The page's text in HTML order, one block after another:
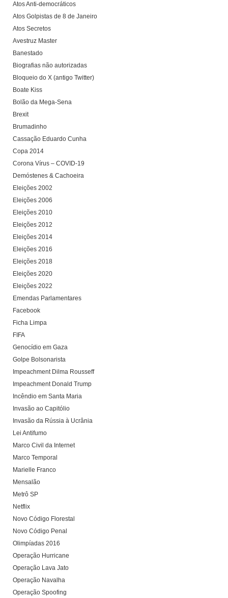
Atos Anti-democráticos
Atos Golpistas de 8 de Janeiro
Atos Secretos
Avestruz Master
Banestado
Biografias não autorizadas
Bloqueio do X (antigo Twitter)
Boate Kiss
Bolão da Mega-Sena
Brexit
Brumadinho
Cassação Eduardo Cunha
Copa 2014
Corona Vírus – COVID-19
Demóstenes & Cachoeira
Eleições 2002
Eleições 2006
Eleições 2010
Eleições 2012
Eleições 2014
Eleições 2016
Eleições 2018
Eleições 2020
Eleições 2022
Emendas Parlamentares
Facebook
Ficha Limpa
FIFA
Genocídio em Gaza
Golpe Bolsonarista
Impeachment Dilma Rousseff
Impeachment Donald Trump
Incêndio em Santa Maria
Invasão ao Capitólio
Invasão da Rússia à Ucrânia
Lei Antifumo
Marco Civil da Internet
Marco Temporal
Marielle Franco
Mensalão
Metrô SP
Netflix
Novo Código Florestal
Novo Código Penal
Olimpíadas 2016
Operação Hurricane
Operação Lava Jato
Operação Navalha
Operação Spoofing